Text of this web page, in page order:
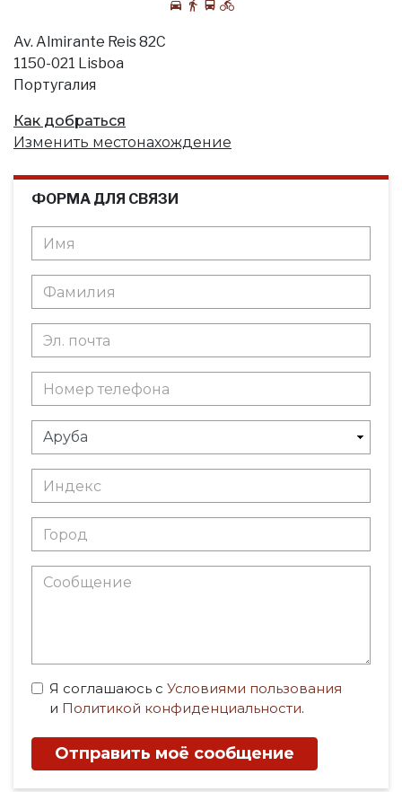
Av. Almirante Reis 82C
1150-021 Lisboa
Португалия
Как добраться
Изменить местонахождение
ФОРМА ДЛЯ СВЯЗИ
Я соглашаюсь с Условиями пользования
и Политикой конфиденциальности.
Отправить моё сообщение